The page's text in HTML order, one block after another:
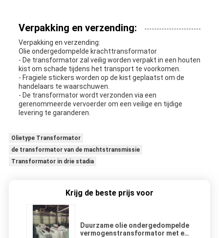
Verpakking en verzending:
Verpakking en verzending:
Olie ondergedompelde krachttransformator
- De transformator zal veilig worden verpakt in een houten
kist om schade tijdens het transport te voorkomen.
- Fragiele stickers worden op de kist geplaatst om de
handelaars te waarschuwen.
- De transformator wordt verzonden via een
gerenommeerde vervoerder om een veilige en tijdige
levering te garanderen.
Olietype Transformator
de transformator van de machtstransmissie
Transformator in drie stadia
Krijg de beste prijs voor
Duurzame olie ondergedompelde
vermogenstransformator met een